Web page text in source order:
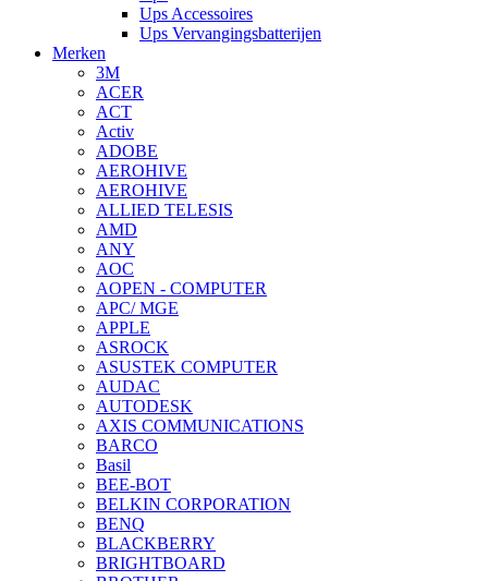
Ups Accessoires
Ups Vervangingsbatterijen
Merken
3M
ACER
ACT
Activ
ADOBE
AEROHIVE
AEROHIVE
ALLIED TELESIS
AMD
ANY
AOC
AOPEN - COMPUTER
APC/ MGE
APPLE
ASROCK
ASUSTEK COMPUTER
AUDAC
AUTODESK
AXIS COMMUNICATIONS
BARCO
Basil
BEE-BOT
BELKIN CORPORATION
BENQ
BLACKBERRY
BRIGHTBOARD